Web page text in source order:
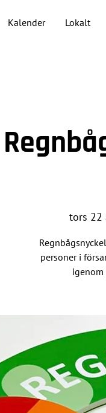
Kalender Lokalt
tors 22
personer i